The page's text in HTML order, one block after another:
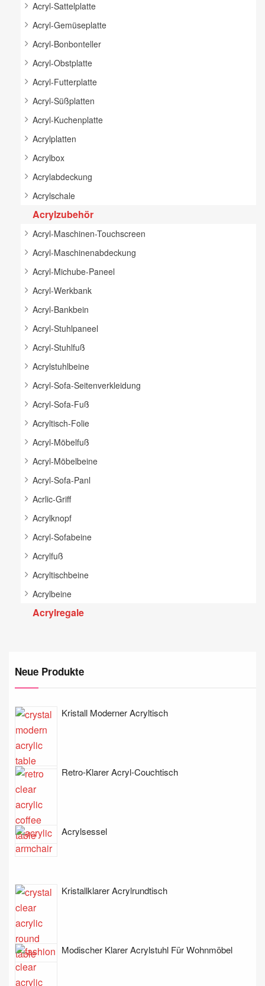
Acryl-Sattelplatte
Acryl-Gemüseplatte
Acryl-Bonbonteller
Acryl-Obstplatte
Acryl-Futterplatte
Acryl-Süßplatten
Acryl-Kuchenplatte
Acrylplatten
Acrylbox
Acrylabdeckung
Acrylschale
Acrylzubehör
Acryl-Maschinen-Touchscreen
Acryl-Maschinenabdeckung
Acryl-Michube-Paneel
Acryl-Werkbank
Acryl-Bankbein
Acryl-Stuhlpaneel
Acryl-Stuhlfuß
Acrylstuhlbeine
Acryl-Sofa-Seitenverkleidung
Acryl-Sofa-Fuß
Acryltisch-Folie
Acryl-Möbelfuß
Acryl-Möbelbeine
Acryl-Sofa-Panl
Acrlic-Griff
Acrylknopf
Acryl-Sofabeine
Acrylfuß
Acryltischbeine
Acrylbeine
Acrylregale
Neue Produkte
Kristall Moderner Acryltisch
Retro-Klarer Acryl-Couchtisch
Acrylsessel
Kristallklarer Acrylrundtisch
Modischer Klarer Acrylstuhl Für Wohnmöbel